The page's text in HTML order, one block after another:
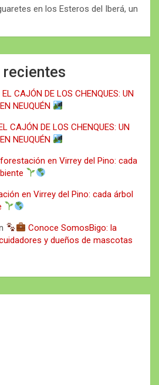
en los Esteros del Iberá, un
EL CAJÓN DE LOS CHENQUES: UN
NEUQUÉN
CAJÓN DE LOS CHENQUES: UN
NEUQUÉN
en Virrey del Pino: cada
en Virrey del Pino: cada árbol
Conoce SomosBigo: la
y dueños de mascotas